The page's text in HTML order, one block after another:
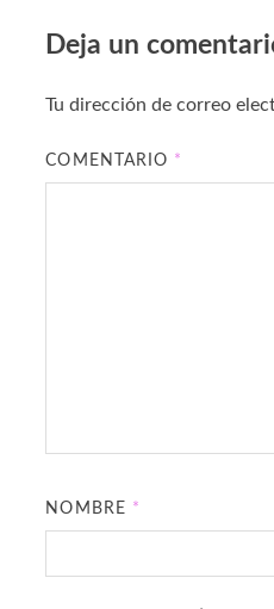
Deja un
Tu dirección de correo
COMENTARIO *
NOMBRE *